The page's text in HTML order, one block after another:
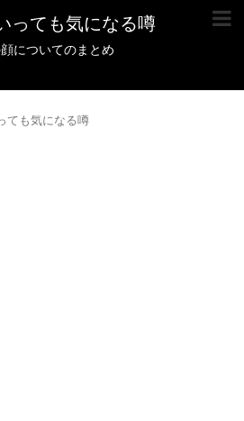
っても気になる噂
についてのまとめ
ても気になる噂